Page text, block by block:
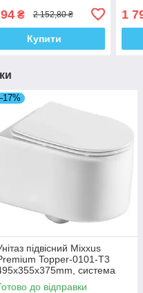
(MI6691)
₴ 2 152,80 ₴
Купити
1
підвісний Mixxus
Topper-0101-T3
система
Tornado 1.0 (MP6476)
до відправки